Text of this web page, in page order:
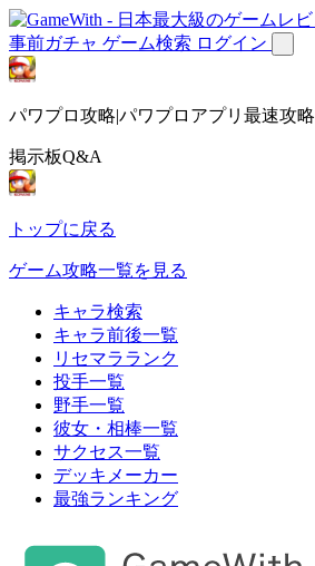
事前ガチャ ゲーム検索 ログイン
パワプロ攻略|パワプロアプリ最速攻略
掲示板Q&A
トップに戻る
ゲーム攻略一覧を見る
キャラ検索
キャラ前後一覧
リセマラランク
投手一覧
野手一覧
彼女・相棒一覧
サクセス一覧
デッキメーカー
最強ランキング